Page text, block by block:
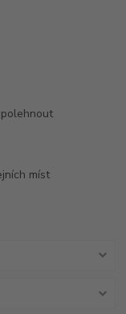
míst